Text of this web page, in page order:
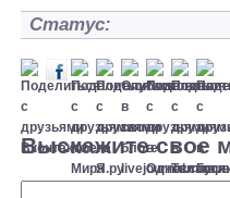
Статус:
Выскажите свое